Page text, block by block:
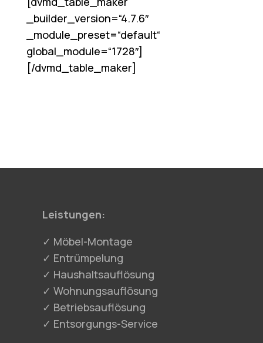
_builder_version=“4.7.6″
_module_preset=“default“
global_module=“1728″]
[/dvmd_table_maker]
Leistungen:
✓ Möbel-Montage
✓ Entrümpelung
✓ Haushaltsauflösung
✓ Wohnungsauflösung
✓ Betriebsauflösung
✓ Entsorgungs-Service